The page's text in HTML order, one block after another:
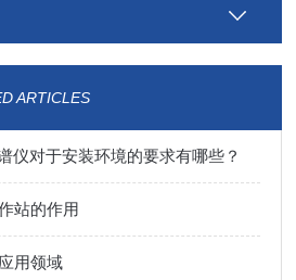
ARTICLES
仪对于安装环境的要求有哪些？
站的作用
用领域